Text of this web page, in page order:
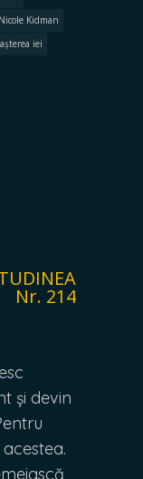
Nicole Kidman
iei
Nr. 214
și devin